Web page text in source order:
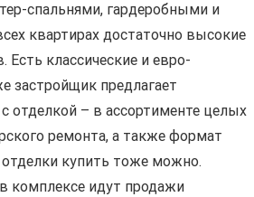
спальнями, гардеробными и
квартирах достаточно высокие
Есть классические и евро-
предлагает
отделкой – в ассортименте целых
ремонта, а также формат
купить тоже можно.
комплексе идут продажи